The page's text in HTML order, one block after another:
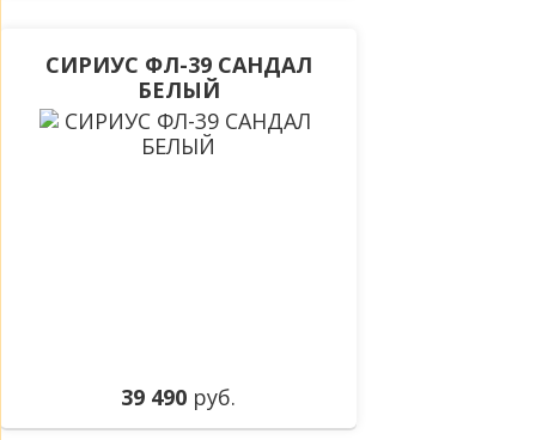
СИРИУС ФЛ-39 САНДАЛ
БЕЛЫЙ
39 490 руб.